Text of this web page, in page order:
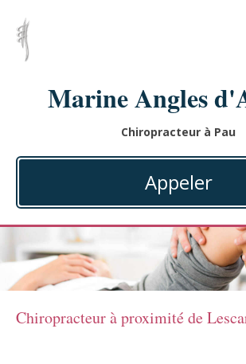
Marine Angles
Chiropracteur à Pau
Appeler
Chiropracteur à proximité de